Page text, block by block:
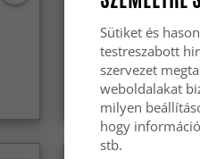
Párnahuzat -
x 50 cm
5 589 Ft 11 529 Ft
Sütiket és
testreszabott
szervezet
weboldalakat
milyen
hogy
stb.